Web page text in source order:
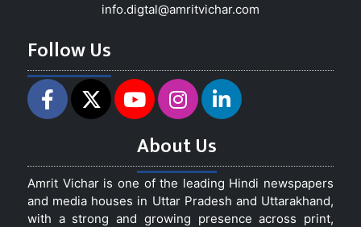
info.digtal@amritvichar.com
Follow Us
About Us
Amrit Vichar is one of the leading Hindi newspapers
and media houses in Uttar Pradesh and Uttarakhand,
with a strong and growing presence across print,